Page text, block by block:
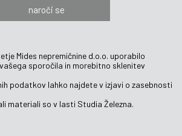
naroči se
Mides nepremičnine d.o.o. uporabilo
sporočila in morebitno sklenitev
podatkov lahko najdete v izjavi o zasebnosti
materiali so v lasti Studia Železna.